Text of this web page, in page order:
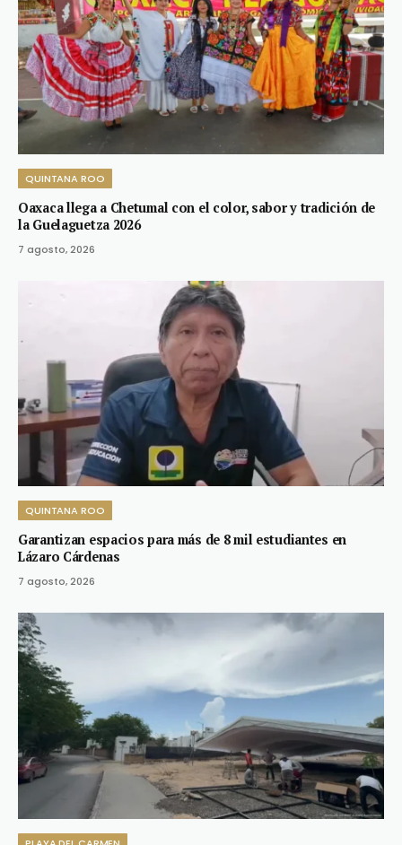
QUINTANA ROO
Oaxaca llega a Chetumal con el color, sabor y tradición de
la Guelaguetza 2026
7 agosto, 2026
QUINTANA ROO
Garantizan espacios para más de 8 mil estudiantes en
Lázaro Cárdenas
7 agosto, 2026